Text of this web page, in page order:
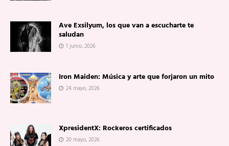
Ave Exsilyum, los que van a escucharte te
saludan
1 junio, 2026
Iron Maiden: Música y arte que forjaron un mito
24 mayo, 2026
XpresidentX: Rockeros certificados
20 mayo, 2026